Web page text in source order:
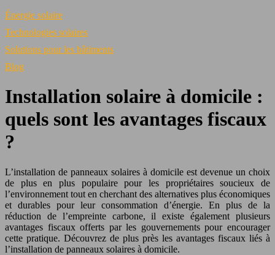
Énergie solaire
Technologies solaires
Solutions pour les bâtiments
Blog
Installation solaire à domicile :
quels sont les avantages fiscaux
?
L’installation de panneaux solaires à domicile est devenue un choix
de plus en plus populaire pour les propriétaires soucieux de
l’environnement tout en cherchant des alternatives plus économiques
et durables pour leur consommation d’énergie. En plus de la
réduction de l’empreinte carbone, il existe également plusieurs
avantages fiscaux offerts par les gouvernements pour encourager
cette pratique. Découvrez de plus près les avantages fiscaux liés à
l’installation de panneaux solaires à domicile.